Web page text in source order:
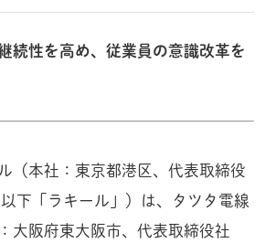
続性を高め、従業員の意識改革を
（本社：東京都港区、代表取締役
下「ラキール」）は、タツタ電線
大阪府東大阪市、代表取締役社